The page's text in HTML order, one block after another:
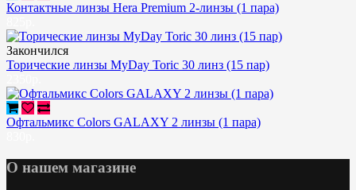
Контактные линзы Hera Premium 2-линзы (1 пара)
Закончился
Торические линзы MyDay Toric 30 линз (15 пар)
Офтальмикс Colors GALAXY 2 линзы (1 пара)
О нашем магазине